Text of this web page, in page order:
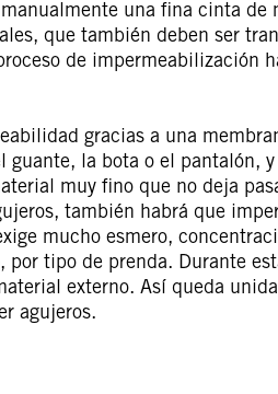
una fina cinta de
que también deben ser
de impermeabilización
gracias a una
la bota o el pantalón,
muy fino que no deja
también habrá que
mucho esmero,
tipo de prenda. Durante
externo. Así queda
agujeros.